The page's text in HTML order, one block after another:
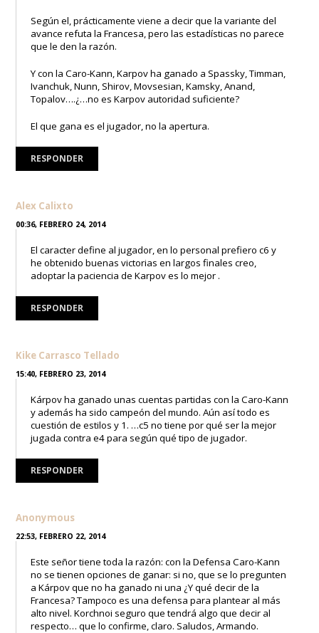
Según el, prácticamente viene a decir que la variante del
avance refuta la Francesa, pero las estadísticas no parece
que le den la razón.
Y con la Caro-Kann, Karpov ha ganado a Spassky, Timman,
Ivanchuk, Nunn, Shirov, Movsesian, Kamsky, Anand,
Topalov….¿…no es Karpov autoridad suficiente?
El que gana es el jugador, no la apertura.
RESPONDER
Alex Calixto
00:36, FEBRERO 24, 2014
El caracter define al jugador, en lo personal prefiero c6 y
he obtenido buenas victorias en largos finales creo,
adoptar la paciencia de Karpov es lo mejor .
RESPONDER
Kike Carrasco Tellado
15:40, FEBRERO 23, 2014
Kárpov ha ganado unas cuentas partidas con la Caro-Kann
y además ha sido campeón del mundo. Aún así todo es
cuestión de estilos y 1. …c5 no tiene por qué ser la mejor
jugada contra e4 para según qué tipo de jugador.
RESPONDER
Anonymous
22:53, FEBRERO 22, 2014
Este señor tiene toda la razón: con la Defensa Caro-Kann
no se tienen opciones de ganar: si no, que se lo pregunten
a Kárpov que no ha ganado ni una ¿Y qué decir de la
Francesa? Tampoco es una defensa para plantear al más
alto nivel. Korchnoi seguro que tendrá algo que decir al
respecto… que lo confirme, claro. Saludos, Armando.